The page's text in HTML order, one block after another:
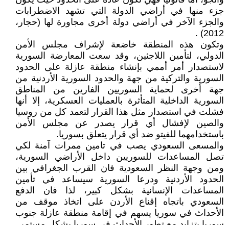
جزء منها في أراضي الدولة التي تشهد الاضطرابات
والجزء الآخر في أراضي دولة أخرى مجاورة لها (حجار،
2012) .
وتكون هذه المنطقة خاضعة لإشراف مجلس الأمن
الدولي، لتأمين اللاجئين، وقد سعت المعارضة السورية
لاستصدار أمر أممي بإنشاء منطقة عازلة على الحدود
السورية والتركية من جهة والحدود السورية الأردنية من
جهة أخرى لحماية السوريين الفارين من المناطق
السورية الداخلية المتأثرة بالعمليات العسكرية، إلا أنها
فشلت في استصدار مثل هذا القرار لتعمد كل من روسيا
والصين لإفشال أي قرار يصدر عن مجلس الأمن
باستخدامهما للفيتو ضد أي قرار يتعلق بسوريا.
والمسعى السعودي يصب في تامين ممرات آمنة لكي
تصل المساعدات للسوريين داخل الأراضي السورية،
ومن وجهة النظر السعودية فان القرب الجغرافي بين
الحدود الأردنية ودرعا السورية سيساعد في تأمين
المساعدات الإنسانية بشكل كبير، لذا فان الدفع
السعودي باتجاه إقناع الأردن على اتخاذ موقف من
الأحداث في سوريا يسهم في إقامة منطقة عازلة جنوب